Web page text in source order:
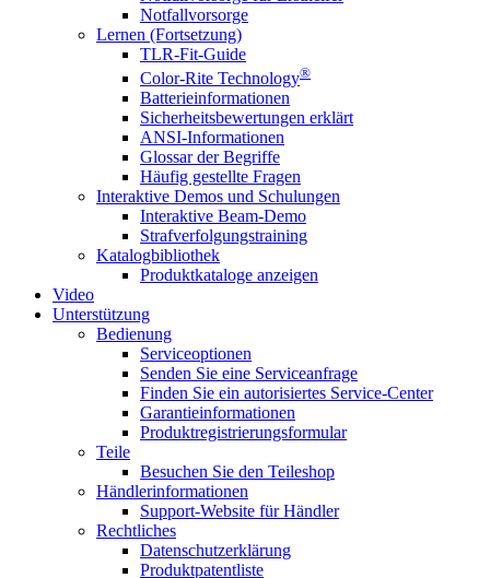
Notfallvorsorge
Lernen (Fortsetzung)
TLR-Fit-Guide
Color-Rite Technology®
Batterieinformationen
Sicherheitsbewertungen erklärt
ANSI-Informationen
Glossar der Begriffe
Häufig gestellte Fragen
Interaktive Demos und Schulungen
Interaktive Beam-Demo
Strafverfolgungstraining
Katalogbibliothek
Produktkataloge anzeigen
Video
Unterstützung
Bedienung
Serviceoptionen
Senden Sie eine Serviceanfrage
Finden Sie ein autorisiertes Service-Center
Garantieinformationen
Produktregistrierungsformular
Teile
Besuchen Sie den Teileshop
Händlerinformationen
Support-Website für Händler
Rechtliches
Datenschutzerklärung
Produktpatentliste